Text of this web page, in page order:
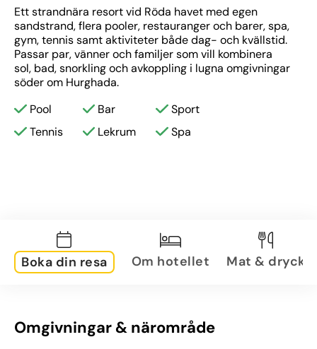
Ett strandnära resort vid Röda havet med egen
sandstrand, flera pooler, restauranger och barer, spa,
gym, tennis samt aktiviteter både dag- och kvällstid.
Passar par, vänner och familjer som vill kombinera
sol, bad, snorkling och avkoppling i lugna omgivningar
söder om Hurghada.
Pool
Bar
Sport
Tennis
Lekrum Spa
Boka din resa Om hotellet Mat & dryck
Omgivningar & närområde